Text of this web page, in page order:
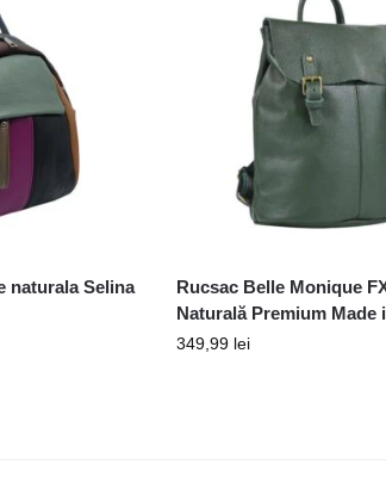
naturala Selina
Rucsac Belle Monique
Naturală Premium Made
349,99 lei